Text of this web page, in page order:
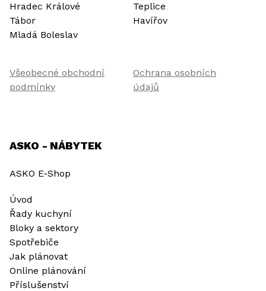
Hradec Králové
Tábor
Mladá Boleslav
Teplice
Havířov
Všeobecné obchodní
podmínky
Ochrana osobních
údajů
ASKO - NÁBYTEK
ASKO E-Shop
Úvod
Řady kuchyní
Bloky a sektory
Spotřebiče
Jak plánovat
Online plánování
Příslušenství